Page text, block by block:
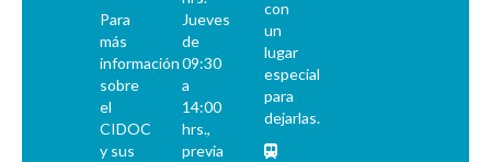
Para
más
información
sobre
el
CIDOC
y sus
Jueves
de
09:30
a
14:00
hrs.,
previa
con
un
lugar
especial
para
dejarlas.